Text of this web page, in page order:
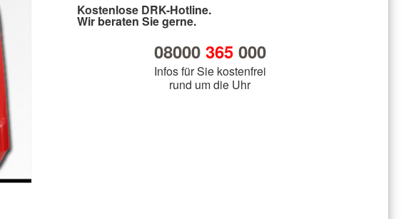
Kostenlose DRK-Hotline.
Wir beraten Sie gerne.
08000 365000
Infos für Sie kostenfrei
rund um die Uhr